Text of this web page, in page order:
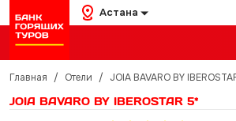
Астана
Главная / Отели / JOIA BAVARO BY
JOIA BAVARO BY IBEROSTAR 5*